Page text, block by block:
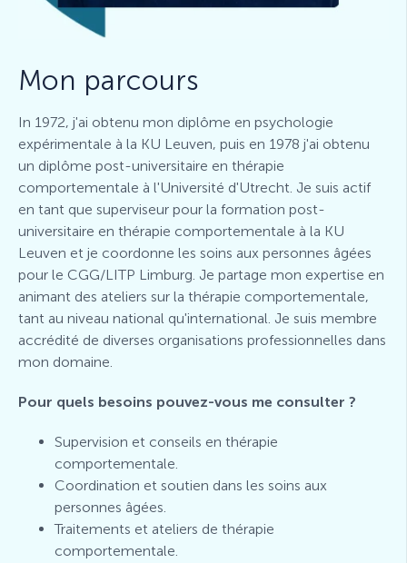
Mon parcours
In 1972, j'ai obtenu mon diplôme en psychologie
expérimentale à la KU Leuven, puis en 1978 j'ai obtenu
un diplôme post-universitaire en thérapie
comportementale à l'Université d'Utrecht. Je suis actif
en tant que superviseur pour la formation post-
universitaire en thérapie comportementale à la KU
Leuven et je coordonne les soins aux personnes âgées
pour le CGG/LITP Limburg. Je partage mon expertise en
animant des ateliers sur la thérapie comportementale,
tant au niveau national qu'international. Je suis membre
accrédité de diverses organisations professionnelles dans
mon domaine.
Pour quels besoins pouvez-vous me consulter ?
Supervision et conseils en thérapie
comportementale.
Coordination et soutien dans les soins aux
personnes âgées.
Traitements et ateliers de thérapie
comportementale.